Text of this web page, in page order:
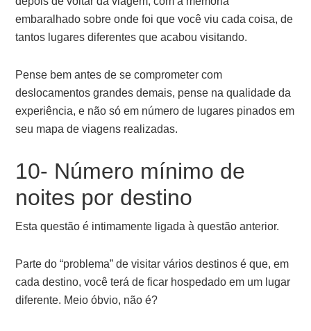
embaralhado sobre onde foi que você viu cada coisa, de
tantos lugares diferentes que acabou visitando.
Pense bem antes de se comprometer com
deslocamentos grandes demais, pense na qualidade da
experiência, e não só em número de lugares pinados em
seu mapa de viagens realizadas.
10- Número mínimo de
noites por destino
Esta questão é intimamente ligada à questão anterior.
Parte do “problema” de visitar vários destinos é que, em
cada destino, você terá de ficar hospedado em um lugar
diferente. Meio óbvio, não é?